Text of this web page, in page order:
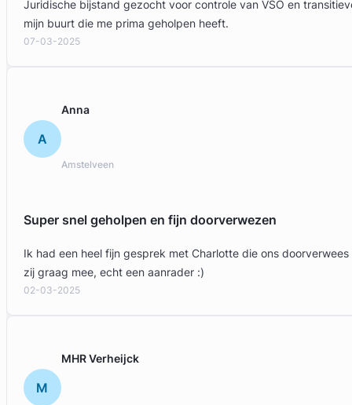
Geverifieerd
Juridische bijstand gezocht voor controle van VSO en
mijn buurt die me prima geholpen heeft.
07-03-2025
A
Anna
Amstelveen
Super snel geholpen en fijn doorverwezen
Ik had een heel fijn gesprek met Charlotte die ons
zij graag mee, echt een aanrader :)
02-03-2025
M
MHR Verheijck